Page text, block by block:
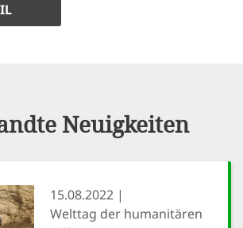
Neuigkeiten
15.08.2022
Welttag der humanitären